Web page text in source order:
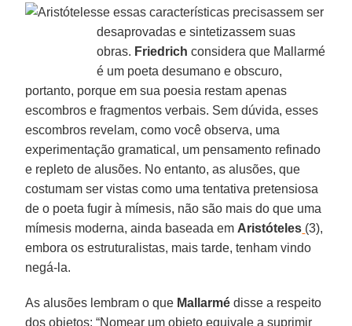
se essascaracterísticas precisassem ser
desaprovadas e sintetizassem suas
obras. Friedrich considera que Mallarmé
é um poeta desumano e obscuro,
portanto, porque em sua poesia restam apenas
escombros e fragmentos verbais. Sem dúvida, esses
escombros revelam, como você observa, uma
experimentação gramatical, um pensamento refinado
e repleto de alusões. No entanto, as alusões, que
costumam ser vistas como uma tentativa pretensiosa
de o poeta fugir à mímesis, não são mais do que uma
mímesis moderna, ainda baseada em Aristóteles (3),
embora os estruturalistas, mais tarde, tenham vindo
negá-la.
As alusões lembram o que Mallarmé disse a respeito
dos objetos: “Nomear um objeto equivale a suprimir